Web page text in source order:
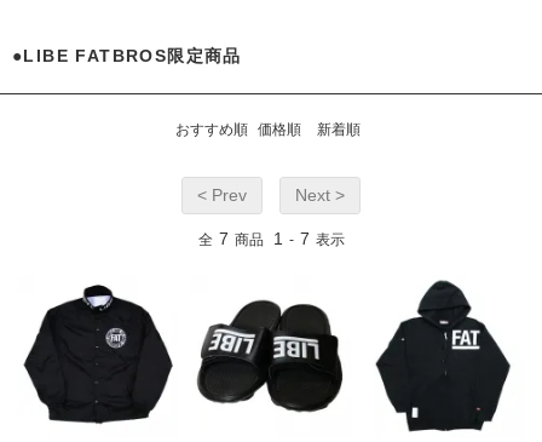
●LIBE FATBROS限定商品
おすすめ順 価格順 新着順
< Prev Next >
全 7 商品 1 - 7 表示